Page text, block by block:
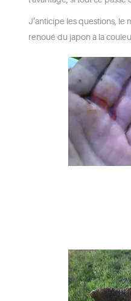
J’anticipe les questions, le
renoué du japon à la